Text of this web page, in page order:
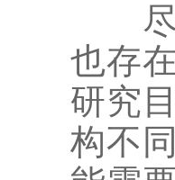
尽
也存
研究
构不